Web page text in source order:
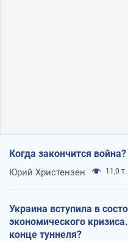
Когда закончится война?
Юрий Христензен 11,0 т.
Украина вступила в
экономического
конце туннеля?